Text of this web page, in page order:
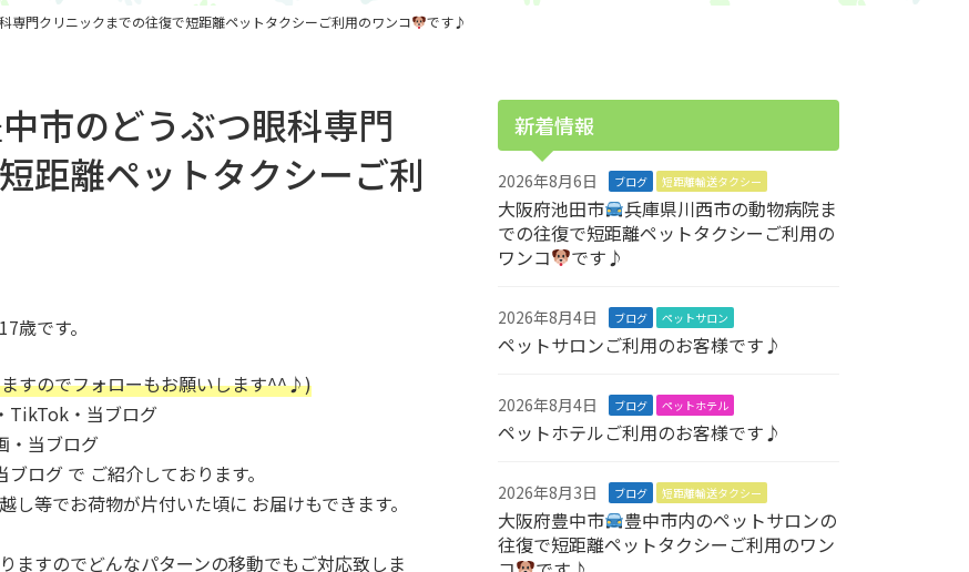
専門クリニックまでの往復で短距離ペットタクシーご利用のワンコ です♪
市のどうぶつ眼科専門
距離ペットタクシーご利
歳です。
すのでフォローもお願いします^^♪)
TikTok・当ブログ
・当ブログ
ログ で ご紹介しております。
等でお荷物が片付いた頃に お届けもできます。
ますのでどんなパターンの移動でもご対応致しま
新着情報
2026年8月6日 ブログ 短距離輸送タクシー
大阪府池田市
兵庫県川西市の動物病院ま
での往復で短距離ペットタクシーご利用の
ワンコ
です♪
2026年8月4日 ブログ ペットサロン
ペットサロンご利用のお客様です♪
2026年8月4日 ブログ ペットホテル
ペットホテルご利用のお客様です♪
2026年8月3日 ブログ 短距離輸送タクシー
大阪府豊中市
豊中市内のペットサロンの
往復で短距離ペットタクシーご利用のワン